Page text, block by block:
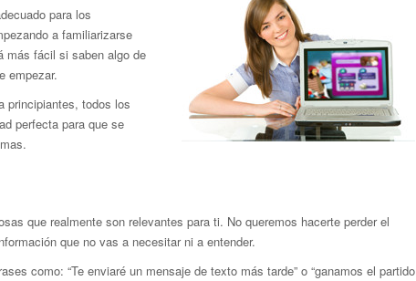
para los
a familiarizarse
más fácil si saben algo de
empezar.
principiantes, todos los
perfecta para que se
que realmente son relevantes para ti. No queremos hacerte perder el
que no vas a necesitar ni a entender.
como: “Te enviaré un mensaje de texto más tarde” o “ganamos el partido